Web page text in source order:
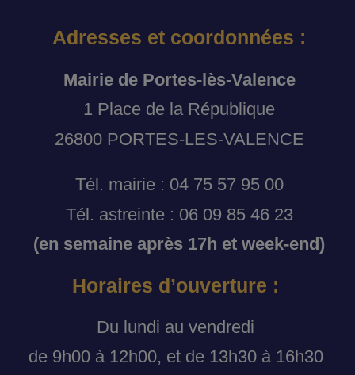
Adresses et coordonnées :
Mairie de Portes-lès-Valence
1 Place de la République
26800 PORTES-LES-VALENCE
Tél. mairie : 04 75 57 95 00
Tél. astreinte : 06 09 85 46 23
(en semaine après 17h et week-end)
Horaires d’ouverture :
Du lundi au vendredi
de 9h00 à 12h00, et de 13h30 à 16h30